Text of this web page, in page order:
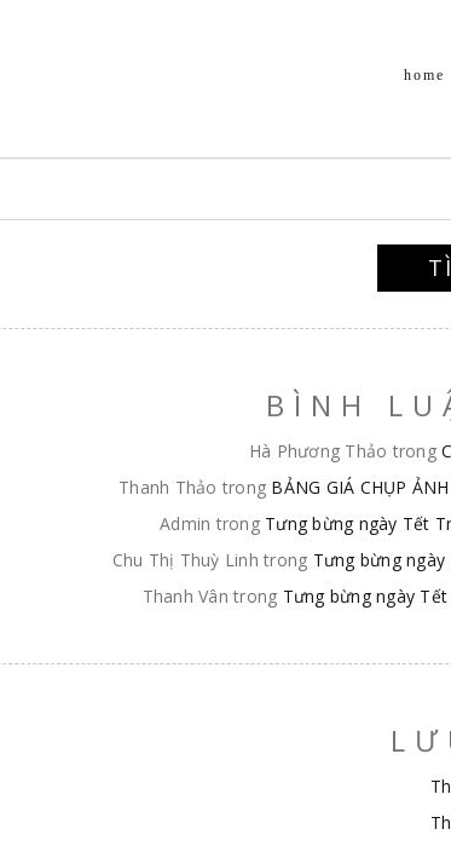
home
BÌNH
Hà Phương Thảo trong
Thanh Thảo trong BẢNG GIÁ CHỤP
Admin trong Tưng bừng ngày Tết
Chu Thị Thuỳ Linh trong Tưng bừng
Thanh Vân trong Tưng bừng ngày